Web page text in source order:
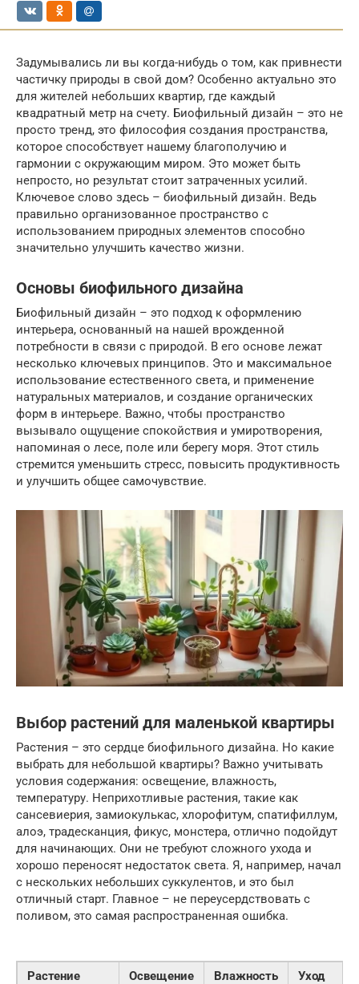
Задумывались ли вы когда-нибудь о том, как привнести
частичку природы в свой дом? Особенно актуально это
для жителей небольших квартир, где каждый
квадратный метр на счету. Биофильный дизайн – это не
просто тренд, это философия создания пространства,
которое способствует нашему благополучию и
гармонии с окружающим миром. Это может быть
непросто, но результат стоит затраченных усилий.
Ключевое слово здесь – биофильный дизайн. Ведь
правильно организованное пространство с
использованием природных элементов способно
значительно улучшить качество жизни.
Основы биофильного дизайна
Биофильный дизайн – это подход к оформлению
интерьера, основанный на нашей врожденной
потребности в связи с природой. В его основе лежат
несколько ключевых принципов. Это и максимальное
использование естественного света, и применение
натуральных материалов, и создание органических
форм в интерьере. Важно, чтобы пространство
вызывало ощущение спокойствия и умиротворения,
напоминая о лесе, поле или берегу моря. Этот стиль
стремится уменьшить стресс, повысить продуктивность
и улучшить общее самочувствие.
Выбор растений для маленькой квартиры
Растения – это сердце биофильного дизайна. Но какие
выбрать для небольшой квартиры? Важно учитывать
условия содержания: освещение, влажность,
температуру. Неприхотливые растения, такие как
сансевиерия, замиокулькас, хлорофитум, спатифиллум,
алоэ, традесканция, фикус, монстера, отлично подойдут
для начинающих. Они не требуют сложного ухода и
хорошо переносят недостаток света. Я, например, начал
с нескольких небольших суккулентов, и это был
отличный старт. Главное – не переусердствовать с
поливом, это самая распространенная ошибка.
Растение Освещение Влажность
Уход